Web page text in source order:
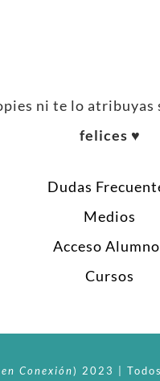
ni te lo atribuyas
felices ♥︎
Dudas
Medios
Acceso
Cursos
Conexión) 2023 |